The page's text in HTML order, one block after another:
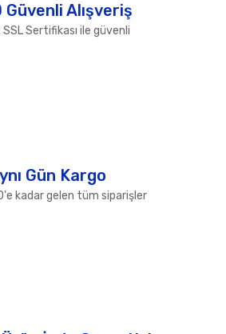
daha pahalı.
Güvenli Alışveriş
Sertifikası ile güvenli
Gün Kargo
kadar gelen tüm siparişler